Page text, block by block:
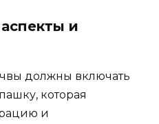
и
должны включать
которая
и